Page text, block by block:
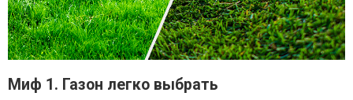
Миф 1. Газон легко выбрать